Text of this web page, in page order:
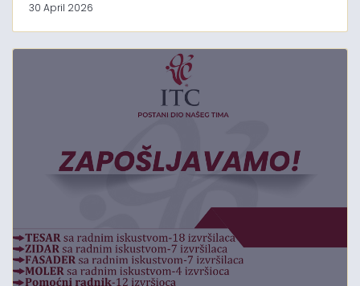
30 April 2026